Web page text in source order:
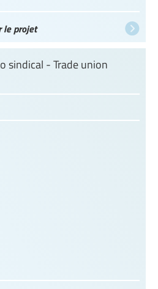
le projet
sindical - Trade union